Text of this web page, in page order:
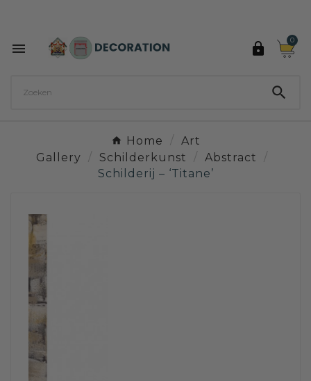
 
0

Home
Art
Gallery
Schilderkunst
Abstract
Schilderij – ‘Titane’